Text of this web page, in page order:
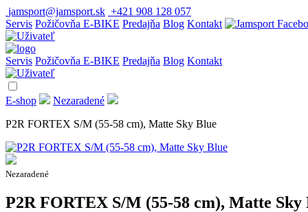
jamsport@jamsport.sk +421 908 128 057
Servis Požičovňa E-BIKE Predajňa Blog Kontakt
Servis Požičovňa E-BIKE Predajňa Blog Kontakt
E-shop
Nezaradené
P2R FORTEX S/M (55-58 cm), Matte Sky Blue
Nezaradené
P2R FORTEX S/M (55-58 cm), Matte Sky